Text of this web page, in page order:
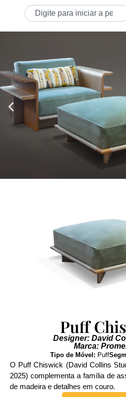
Puff
Designer: David
Marca:
Tipo de Móvel: Puff
O Puff Chiswick (David Collins
2025) complementa a família de
de madeira e detalhes em couro.